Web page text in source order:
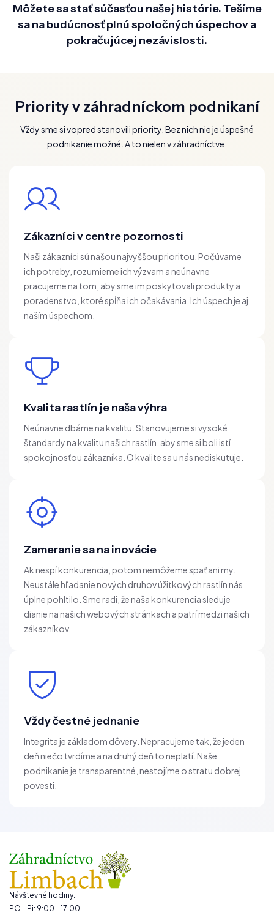
Môžete sa stať súčasťou našej histórie. Tešíme
sa na budúcnosť plnú spoločných úspechov a
pokračujúcej nezávislosti.
Priority v záhradníckom podnikaní
Vždy sme si vopred stanovili priority. Bez nich nie je úspešné
podnikanie možné. A to nielen v záhradníctve.
Zákazníci v centre pozornosti
Naši zákazníci sú našou najvyššou prioritou. Počúvame
ich potreby, rozumieme ich výzvam a neúnavne
pracujeme na tom, aby sme im poskytovali produkty a
poradenstvo, ktoré spĺňa ich očakávania. Ich úspech je aj
naším úspechom.
Kvalita rastlín je naša výhra
Neúnavne dbáme na kvalitu. Stanovujeme si vysoké
štandardy na kvalitu našich rastlín, aby sme si boli istí
spokojnosťou zákazníka. O kvalite sa u nás nediskutuje.
Zameranie sa na inovácie
Ak nespí konkurencia, potom nemôžeme spať ani my.
Neustále hľadanie nových druhov úžitkových rastlín nás
úplne pohltilo. Sme radi, že naša konkurencia sleduje
dianie na našich webových stránkach a patrí medzi našich
zákazníkov.
Vždy čestné jednanie
Integrita je základom dôvery. Nepracujeme tak, že jeden
deň niečo tvrdíme a na druhý deň to neplatí. Naše
podnikanie je transparentné, nestojíme o stratu dobrej
povesti.
Návštevné hodiny:
PO - Pi: 9:00 - 17:00